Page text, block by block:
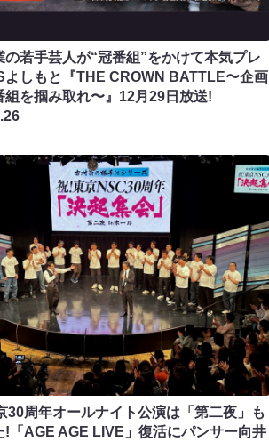
の若手芸人が“冠番組”をかけて本気プレ
よしもと『THE CROWN BATTLE〜企画
組を掴み取れ〜』12月29日放送!
30周年オールナイト公演は「第二夜」も
!「AGE AGE LIVE」復活にパンサー向井